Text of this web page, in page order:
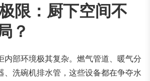
限：厨下空间不
？
内部环境极其复杂。燃气管道、暖气分
、洗碗机排水管，这些设备都在争夺水